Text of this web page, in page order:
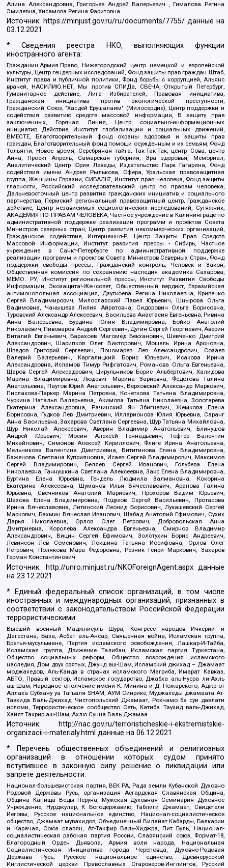
Алина Александровна, Григорьев Андрей Валерьевич , Гималова Регина
Эмилевна, Хисамова Регина Фаритовна
Источник: https://minjust.gov.ru/ru/documents/7755/ данные на
03.12.2021
* Сведения реестра НКО, выполняющих функции
иностранного агента:
Гражданин.Армия.Право, Нижегородский центр немецкой и европейской
культуры, Центр гендерных исследований, Фонд защиты прав граждан Штаб,
Институт права и публичной политики, Фонд борьбы с коррупцией, Альянс
врачей, НАСИЛИЮ.НЕТ, Мы против СПИДа, СВЕЧА, Открытый Петербург,
Гуманитарное действие, Лига Избирателей, Правовая инициатива,
Гражданская инициатива против экологической преступности,
Гражданский Союз, "Хасдей Ерушалаим" (Милосердие), Центр поддержки и
содействия развитию средств массовой информации, В защиту прав
заключенных, Горячая Линия, Центр социально-информационных
инициатив Действие, Институт глобализации и социальных движений,
ВМЕСТЕ, Благотворительный фонд охраны здоровья и защиты прав
граждан, Благотворительный фонд помощи осужденным и их семьям, Фонд
Тольятти, Новое время, Серебряная тайга, Так-Так-Так, центр Сова, центр
Анна, Проект Апрель, Самарская губерния, Эра здоровья, Мемориал,
Аналитический Центр Юрия Левады, Издательство Парк Гагарина, Фонд
содействия имени Андрея Рылькова, Сфера, Уральская правозащитная
группа, Женщины Евразии, СИБАЛЬТ, Институт прав человека, Фонд защиты
гласности, Российский исследовательский центр по правам человека,
Дальневосточный центр развития гражданских инициатив и социального
партнерства, Пермский региональный правозащитный центр, Гражданское
действие, Центр независимых социологических исследований, Сутяжник,
АКАДЕМИЯ ПО ПРАВАМ ЧЕЛОВЕКА, Частное учреждение в Калининграде по
административной поддержке реализации программ и проектов Совета
Министров северных стран, Центр развития некоммерческих организаций,
Гражданское содействие, Интернешнл-Р, Центр Защиты Прав Средств
Массовой Информации, Институт развития прессы - Сибирь, Частное
учреждение в Санкт-Петербурге по административной поддержке
реализации программ и проектов Совета Министров Северных Стран, Фонд
поддержки свободы прессы, Гражданский контроль, Человек и Закон,
Общественная комиссия по сохранению наследия академика Сахарова,
МЕМО. РУ, Институт региональной прессы, Институт Развития Свободы
Информации, Экозащита!-Женсовет, Общественный вердикт, Евразийская
антимонопольная ассоциация, Дзугкоева Регина Николаевна, Кривенко
Сергей Владимирович, Милославский Павел Юрьевич, Шнырова Ольга
Вадимовна, Чанышева Лилия Айратовна, Сидорович Ольга Борисовна,
Туровский Александр Алексеевич, Васильева Анастасия Евгеньевна, Ривина
Анна Валерьевна, Бурдина Юлия Владимировна, Бойко Анатолий
Николаевич, Пивоваров Андрей Сергеевич, Дугин Сергей Георгиевич, Аверин
Виталий Евгеньевич, Барахоев Магомед Бекханович, Шевченко Дмитрий
Александрович, Шарипков Олег Викторович, Мошель Ирина Ароновна,
Шведов Григорий Сергеевич, Пономарев Лев Александрович, Созаев
Валерий Валерьевич, Каргалицкий Борис Юльевич, Исакова Ирина
Александровна, Исламов Тимур Рифгатович, Романова Ольга Евгеньевна,
Щаров Сергей Алексадрович, Цирульников Борис Альбертович, Халидова
Марина Владимировна, Людевиг Марина Зариевна, Федотова Галина
Анатольевна, Паутов Юрий Анатольевич, Верховский Александр Маркович,
Пислакова-Паркер Марина Петровна, Кочеткова Татьяна Владимировна,
Чуркина Наталья Валерьевна, Акимова Татьяна Николаевна, Золотарева
Екатерина Александровна, Рачинский Ян Збигневич, Жемкова Елена
Борисовна, Гудков Лев Дмитриевич, Илларионова Юлия Юрьевна, Саранг
Анна Васильевна, Захарова Светлана Сергеевна, Щур Татьяна Михайловна,
Щур Николай Алексеевич, Аверин Владимир Анатольевич, Блинушов
Андрей Юрьевич, Мосин Алексей Геннадьевич, Гефтер Валентин
Михайлович, Симонов Алексей Кириллович, Флиге Ирина Анатольевна,
Мельникова Валентина Дмитриевна, Вититинова Елена Владимировна,
Баженова Светлана Куприяновна, Исаев Сергей Владимирович, Максимов
Сергей Владимирович, Беляев Сергей Иванович, Голубева Елена
Николаевна, Ганнушкина Светлана Алексеевна, Закс Елена Владимировна,
Буртина Елена Юрьевна, Гендель Людмила Залмановна, Кокорина
Екатерина Алексеевна, Шуманов Илья Вячеславович, Арапова Галина
Юрьевна, Свечников Анатолий Мариевич, Прохоров Вадим Юрьевич,
Шахова Елена Владимировна, Подузов Сергей Васильевич, Протасова
Ирина Вячеславовна, Литинский Леонид Борисович, Лукашевский Сергей
Маркович, Бахмин Вячеслав Иванович, Шабад Анатолий Ефимович, Сухих
Дарья Николаевна, Орлов Олег Петрович, Добровольская Анна
Дмитриевна, Королева Александра Евгеньевна, Смирнов Владимир
Александрович, Вицин Сергей Ефимович, Золотухин Борис Андреевич,
Левинсон Лев Семенович, Локшина Татьяна Иосифовна, Орлов Олег
Петрович, Полякова Мара Федоровна, Резник Генри Маркович, Захаров
Герман Константинович
Источник: http://unro.minjust.ru/NKOForeignAgent.aspxданные
на23.12.2021
* Единый федеральный список организаций, в том числе
иностранных и международных организаций, признанных в
соответствии с законодательством Российской Федерации
террористическими:
Высший военный Маджлисуль Шура, Конгресс народов Ичкерии и
Дагестана, База, Асбат аль-Ансар, Священная война, Исламская группа,
Братья-мусульмане, Партия исламского освобождения, Лашкар-И-Тайба,
Исламская группа, Движение Талибан, Исламская партия Туркестана,
Общество социальных реформ, Общество возрождения исламского
наследия, Дом двух святых, Джунд аш-Шам, Исламский джихад – Джамаат
моджахедов, Аль-Каида в странах исламского Магриба, Имарат Кавказ,
АБТО, Правый сектор, Исламское государство, Джабха аль-Нусра ли-Ахль
аш-Шам, Народное ополчение имени К. Минина и Д. Пожарского, Аджр от
Аллаха Субхану уа Тагьаля SHAM, АУМ Синрике, Муджахеды джамаата Ат-
Тавхида Валь-Джихад, Чистопольский Джамаат, Рохнамо ба суи давлати
исломи, Террористическое сообщество Сеть, Катиба Таухид валь-Джихад,
Хайят Тахрир аш-Шам, Ахлю Сунна Валь Джамаа
Источник:
http://nac.gov.ru/terroristicheskie-i-ekstremistskie-
organizacii-i-materialy.html данные на06.12.2021
* Перечень общественных объединений и религиозных
организаций в отношении которых судом принято
вступившее в законную силу решение о ликвидации или
запрете деятельности:
Национал-большевистская партия, ВЕК РА, Рада земли Кубанской Духовно
Родовой Державы Русь, организация Асгардская Славянская Община,
Община Капища Веды Перуна, Мужская Духовная Семинария Духовное
Учреждение, Нурджулар, К Богодержавию, Таблиги Джамаат, Свидетели
Иеговы, Русское национальное единство, Национал-социалистическое
общество, Джамаат мувахидов, Объединенный Вилайат Кабарды, Балкарии
и Карачая, Союз славян, Ат-Такфир Валь-Хиджра, Пит Буль, Национал-
социалистическая рабочая партия России, Славянский союз, Формат-18,
Благородный Орден Дьявола, Армия воли народа, Национальная
Социалистическая Инициатива города Череповца, Духовно-Родовая
Держава Русь, Русское национальное единство, Древнерусской
Инглистической церкви Православных Староверов-Инглингов, Русский